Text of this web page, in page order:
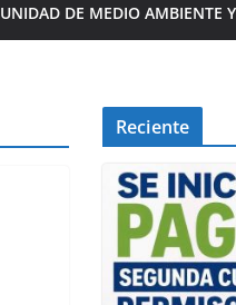
UNIDAD DE MEDIO AMBIENTE
Reciente